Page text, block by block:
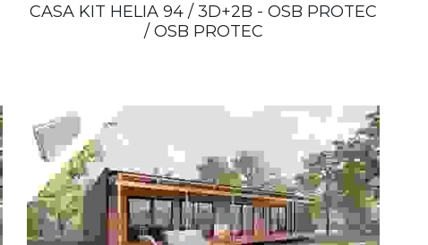
CASA KIT HELIA 94 / 3D+2B - OSB PROTEC
/ OSB PROTEC